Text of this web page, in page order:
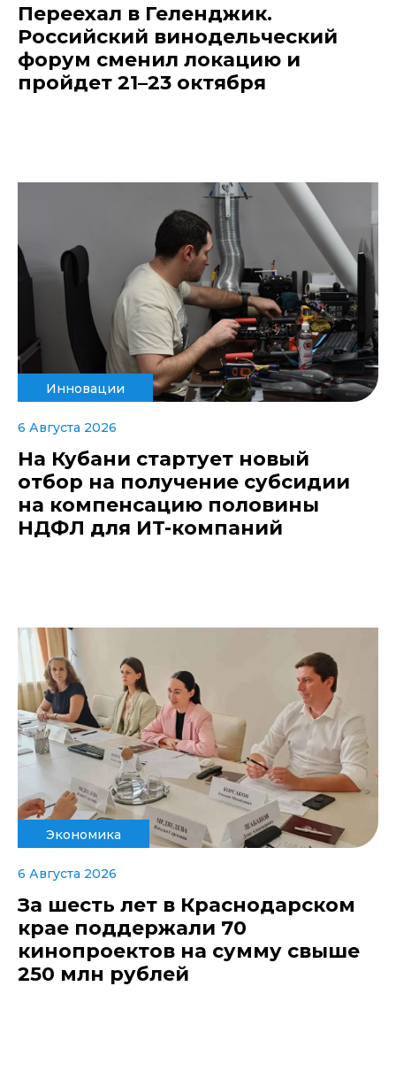
Переехал в Геленджик.
Российский винодельческий
форум сменил локацию и
пройдет 21–23 октября
Инновации
6 Августа 2026
На Кубани стартует новый
отбор на получение субсидии
на компенсацию половины
НДФЛ для ИT-компаний
Экономика
6 Августа 2026
За шесть лет в Краснодарском
крае поддержали 70
кинопроектов на сумму свыше
250 млн рублей